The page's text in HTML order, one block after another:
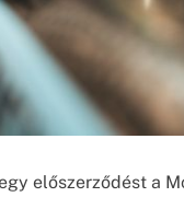
előszerződést a